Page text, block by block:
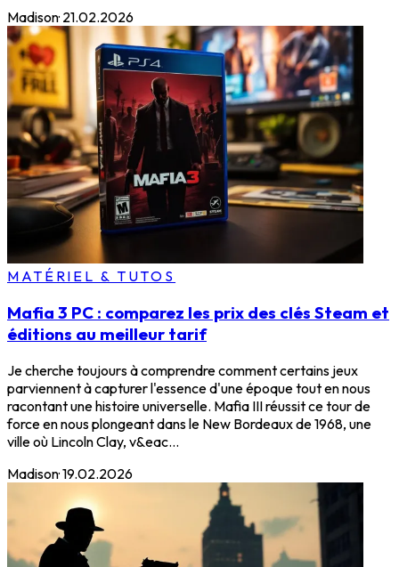
Madison· 21.02.2026
MATÉRIEL & TUTOS
Mafia 3 PC : comparez les prix des clés Steam et
éditions au meilleur tarif
Je cherche toujours à comprendre comment certains jeux
parviennent à capturer l'essence d'une époque tout en nous
racontant une histoire universelle. Mafia III réussit ce tour de
force en nous plongeant dans le New Bordeaux de 1968, une
ville où Lincoln Clay, v&eac...
Madison·19.02.2026